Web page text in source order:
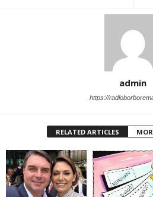
admin
https://
RELATED ARTICLES